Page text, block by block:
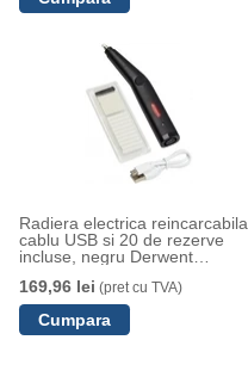
Radiera electrica reincarcabila,
cablu USB si 20 de rezerve
incluse, negru Derwent
169,96 lei (pret cu TVA)